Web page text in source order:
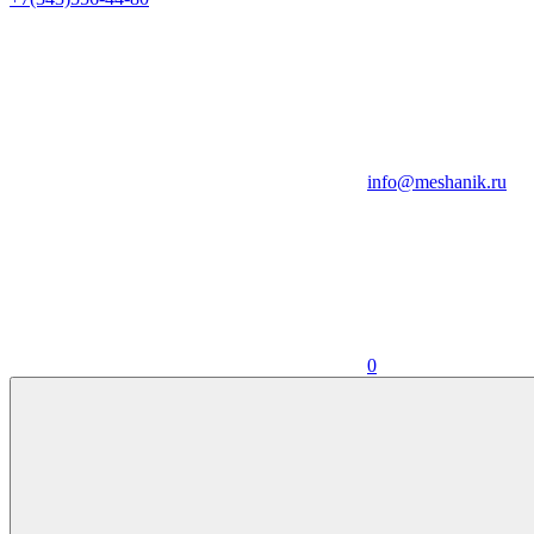
info@meshanik.ru
0